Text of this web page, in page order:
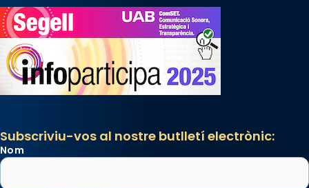
Subscriviu-vos al nostre butlletí electrònic:
Nom